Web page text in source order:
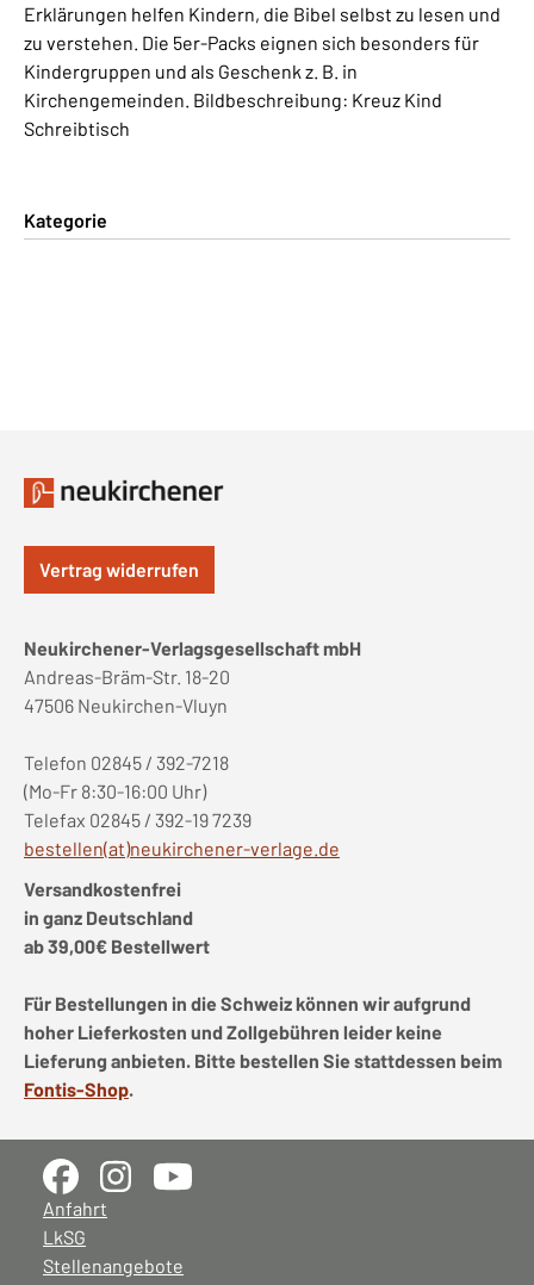
Erklärungen helfen Kindern, die Bibel selbst zu lesen und
zu verstehen. Die 5er-Packs eignen sich besonders für
Kindergruppen und als Geschenk z. B. in
Kirchengemeinden. Bildbeschreibung: Kreuz Kind
Schreibtisch
Kategorie
Vertrag widerrufen
Neukirchener-Verlagsgesellschaft mbH
Andreas-Bräm-Str. 18-20
47506 Neukirchen-Vluyn
Telefon 02845 / 392-7218
(Mo-Fr 8:30-16:00 Uhr)
Telefax 02845 / 392-19 7239
bestellen(at)neukirchener-verlage.de
Versandkostenfrei
in ganz Deutschland
ab 39,00€ Bestellwert
Für Bestellungen in die Schweiz können wir aufgrund
hoher Lieferkosten und Zollgebühren leider keine
Lieferung anbieten. Bitte bestellen Sie stattdessen beim
Fontis-Shop.
Anfahrt
LkSG
Stellenangebote